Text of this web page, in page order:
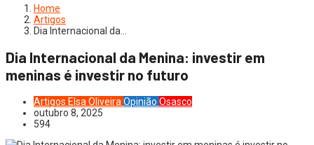
Home
Artigos
Dia Internacional da…
Dia Internacional da Menina: investir em
meninas é investir no futuro
Artigos Elsa Oliveira Opinião Osasco
outubro 8, 2025
594